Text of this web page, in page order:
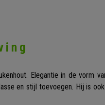
Elegantie in de vorm
en stijl toevoegen. Hij is